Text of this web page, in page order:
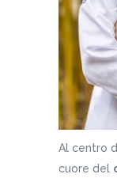
Al centro
cuore del